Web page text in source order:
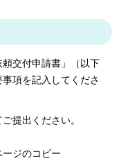
交付申請書」（以下
項を記入してくださ
提出ください。
ージのコピー